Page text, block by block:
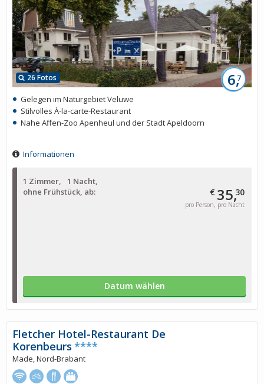
1 Zimmer
1 Nacht
ohne Frühstück, ab:
€ 35,30
pro Person, pro Nacht
Datum wählen
26 Fotos 6,7
Gelegen im Naturgebiet Veluwe
Stilvolles À-la-carte-Restaurant
Nahe Affen-Zoo Apenheul und der Stadt Apeldoorn
Informationen
Fletcher Hotel-Restaurant De
Korenbeurs ****
Made, Nord-Brabant